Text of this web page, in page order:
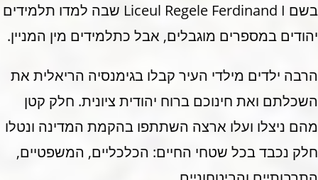
בשם Liceul Regele Ferdinand I שבה למדו תלמידים
יהודים במספרים מוגבלים, אבל כתלמידים מין המניין.
הרבה ילדים מילדי העיר קבלו בגימנסיה הריאלית את
השכלתם ואת חינוכם ברוח יהודית ציונית. חלק קטן
מהם ניצלו ועלו ארצה השתתפו בהקמת המדינה ונטלו
חלק נכבד בכל שטחי החיים: הכלכליים, המשפטיים,